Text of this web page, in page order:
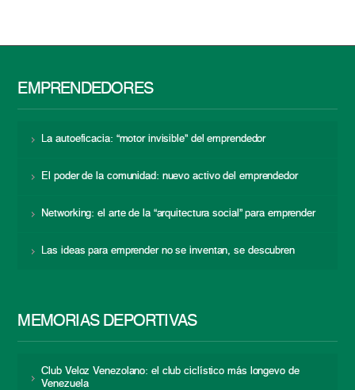
EMPRENDEDORES
La autoeficacia: “motor invisible” del emprendedor
El poder de la comunidad: nuevo activo del emprendedor
Networking: el arte de la “arquitectura social” para emprender
Las ideas para emprender no se inventan, se descubren
MEMORIAS DEPORTIVAS
Club Veloz Venezolano: el club ciclístico más longevo de
Venezuela